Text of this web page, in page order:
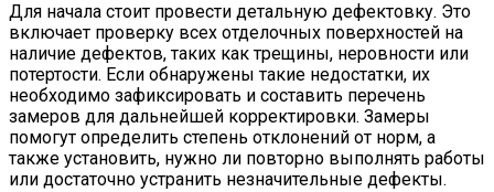
Для начала стоит провести детальную дефектовку. Это
включает проверку всех отделочных поверхностей на
наличие дефектов, таких как трещины, неровности или
потертости. Если обнаружены такие недостатки, их
необходимо зафиксировать и составить перечень
замеров для дальнейшей корректировки. Замеры
помогут определить степень отклонений от норм, а
также установить, нужно ли повторно выполнять работы
или достаточно устранить незначительные дефекты.